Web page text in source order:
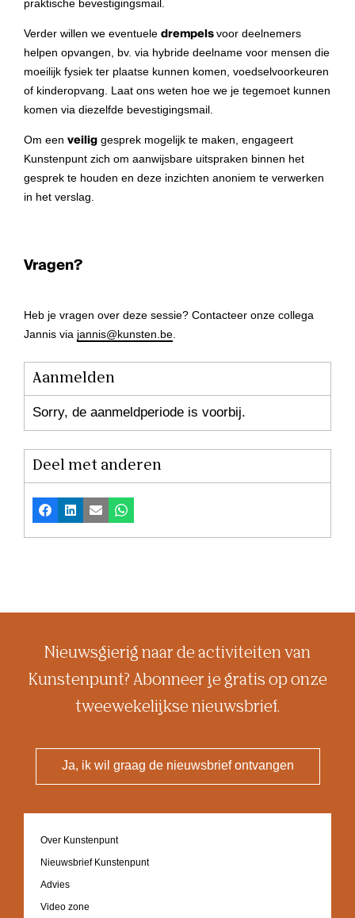
praktische bevestigingsmail.
Verder willen we eventuele drempels voor deelnemers
helpen opvangen, bv. via hybride deelname voor mensen die
moeilijk fysiek ter plaatse kunnen komen, voedselvoorkeuren
of kinderopvang. Laat ons weten hoe we je tegemoet kunnen
komen via diezelfde bevestigingsmail.
Om een veilig gesprek mogelijk te maken, engageert
Kunstenpunt zich om aanwijsbare uitspraken binnen het
gesprek te houden en deze inzichten anoniem te verwerken
in het verslag.
Vragen?
Heb je vragen over deze sessie? Contacteer onze collega
Jannis via jannis@kunsten.be.
Aanmelden
Sorry, de aanmeldperiode is voorbij.
Deel met anderen
Facebook
LinkedInE-mailWhatsapp
Nieuwsgierig naar de activiteiten van
Kunstenpunt? Abonneer je gratis op onze
tweewekelijkse nieuwsbrief.
Ja, ik wil graag de nieuwsbrief ontvangen
Footer
navigation
Over Kunstenpunt
Nieuwsbrief Kunstenpunt
Advies
Video zone